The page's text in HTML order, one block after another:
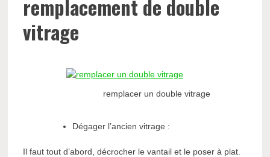
remplacement de double
vitrage
remplacer un double vitrage
Dégager l’ancien vitrage :
Il faut tout d’abord, décrocher le vantail et le poser à plat.